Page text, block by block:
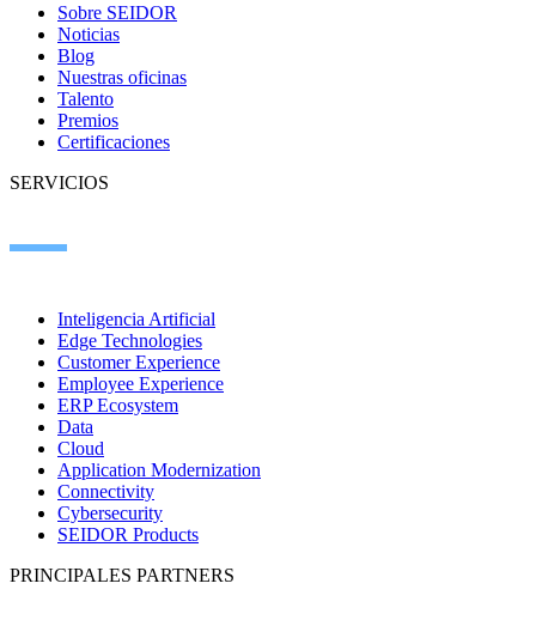
Sobre SEIDOR
Noticias
Blog
Nuestras oficinas
Talento
Premios
Certificaciones
SERVICIOS
Inteligencia Artificial
Edge Technologies
Customer Experience
Employee Experience
ERP Ecosystem
Data
Cloud
Application Modernization
Connectivity
Cybersecurity
SEIDOR Products
PRINCIPALES PARTNERS